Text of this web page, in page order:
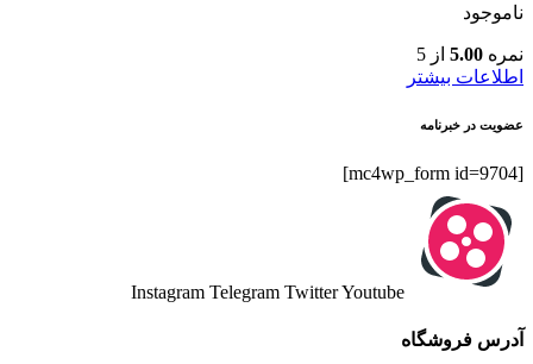
ناموجود
نمره 5.00 از 5
اطلاعات بیشتر
عضویت در خبرنامه
[mc4wp_form id=9704]
Instagram Telegram TwitterYoutube
آدرس فروشگاه